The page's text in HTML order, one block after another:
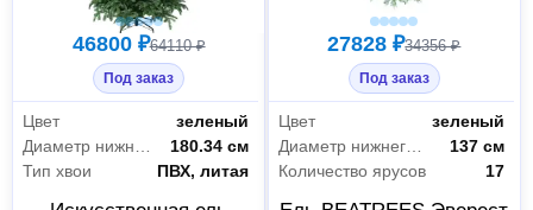
46800 ₽64110 ₽
Под заказ
Цвет
зеленый
180.34 см
Тип хвои
ПВХ, литая
27828 ₽34356 ₽
Под заказ
Цвет
зеленый
Диаметр нижнего яруса
137 см
Количество ярусов
17